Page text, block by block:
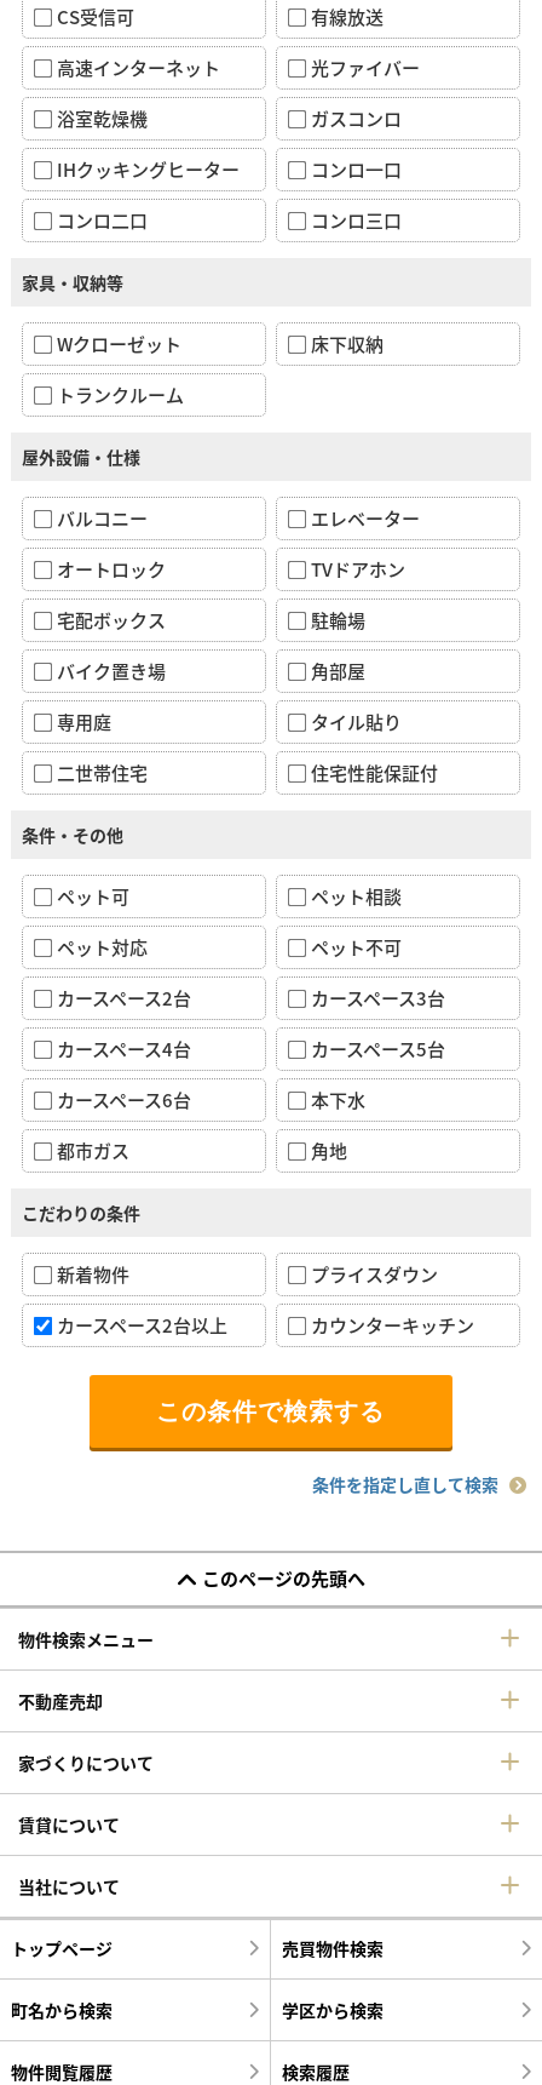
CS受信可
有線放送
高速インターネット
光ファイバー
浴室乾燥機
ガスコンロ
IHクッキングヒーター
コンロ一口
コンロ二口
コンロ三口
家具・収納等
Wクローゼット
床下収納
トランクルーム
屋外設備・仕様
バルコニー
エレベーター
オートロック
TVドアホン
宅配ボックス
駐輪場
バイク置き場
角部屋
専用庭
タイル貼り
二世帯住宅
住宅性能保証付
条件・その他
ペット可
ペット相談
ペット対応
ペット不可
カースペース2台
カースペース3台
カースペース4台
カースペース5台
カースペース6台
本下水
都市ガス
角地
こだわりの条件
新着物件
プライスダウン
カースペース2台以上
カウンターキッチン
条件を指定し直して検索
このページの先頭へ
物件検索メニュー
不動産売却
家づくりについて
賃貸について
当社について
トップページ 売買物件検索
町名から検索 学区から検索
物件閲覧履歴 検索履歴